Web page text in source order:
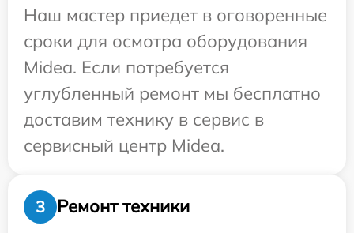
Наш мастер приедет в оговоренные
сроки для осмотра оборудования
Midea. Если потребуется
углубленный ремонт мы бесплатно
доставим технику в сервис в
сервисный центр Midea.
3 Ремонт техники